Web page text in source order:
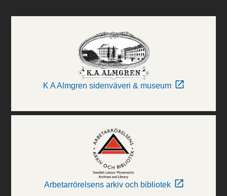
K A Almgren sidenväveri & museum
Arbetarrörelsens arkiv och bibliotek